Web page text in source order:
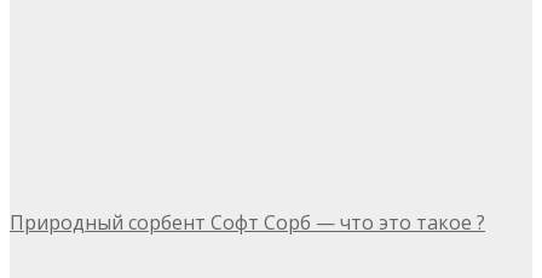
Природный сорбент Софт Сорб — что это такое ?